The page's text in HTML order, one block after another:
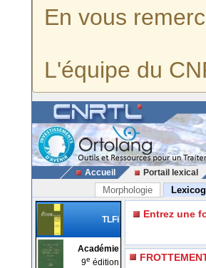
En vous
L'équipe du
Accueil Portail lexical
Morphologie
TLFi
Académie
9e édition
Entrez une